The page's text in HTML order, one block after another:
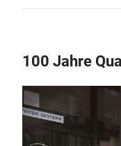
100 Jahre